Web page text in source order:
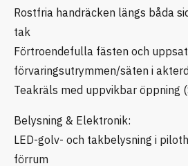
Rostfria handräcken längs båda
tak
Förtroendefulla fästen och
förvaringsutrymmen/säten i
Teakräls med uppvikbar öppning
Belysning & Elektronik:
LED-golv- och takbelysning i
förrum